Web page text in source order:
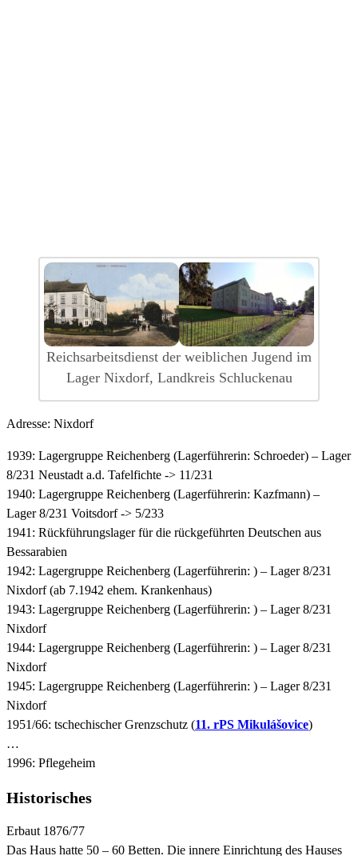
Reichsarbeitsdienst der weiblichen Jugend im
Lager Nixdorf, Landkreis Schluckenau
Adresse: Nixdorf
1939: Lagergruppe Reichenberg (Lagerführerin: Schroeder) – Lager
8/231 Neustadt a.d. Tafelfichte -> 11/231
1940: Lagergruppe Reichenberg (Lagerführerin: Kazfmann) –
Lager 8/231 Voitsdorf -> 5/233
1941: Rückführungslager für die rückgeführten Deutschen aus
Bessarabien
1942: Lagergruppe Reichenberg (Lagerführerin: ) – Lager 8/231
Nixdorf (ab 7.1942 ehem. Krankenhaus)
1943: Lagergruppe Reichenberg (Lagerführerin: ) – Lager 8/231
Nixdorf
1944: Lagergruppe Reichenberg (Lagerführerin: ) – Lager 8/231
Nixdorf
1945: Lagergruppe Reichenberg (Lagerführerin: ) – Lager 8/231
Nixdorf
1951/66: tschechischer Grenzschutz (11. rPS Mikulášovice)
…
1996: Pflegeheim
Historisches
Erbaut 1876/77
Das Haus hatte 50 – 60 Betten. Die innere Einrichtung des Hauses